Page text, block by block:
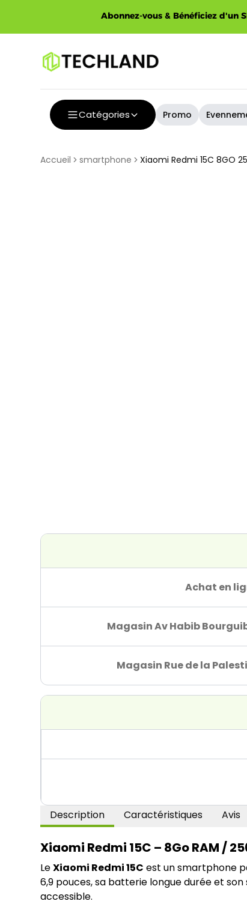
Abonnez-vous & Bénéficiez d'un
Catégories Promo
Accueil smartphone Xiaomi Redmi 15C 8GO
Achat en
Magasin Av Habib
Magasin Rue de la
Description Caractéristiques Avis
Xiaomi Redmi 15C – 8Go RAM /
Le Xiaomi Redmi 15C est un smartphone
6,9 pouces, sa batterie longue durée et
accessible.